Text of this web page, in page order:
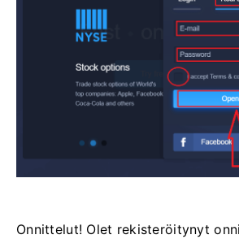
Onnittelut! Olet rekisteröitynyt